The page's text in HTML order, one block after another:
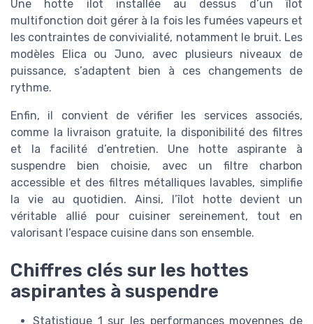
Une hotte ilot installée au dessus d’un îlot
multifonction doit gérer à la fois les fumées vapeurs et
les contraintes de convivialité, notamment le bruit. Les
modèles Elica ou Juno, avec plusieurs niveaux de
puissance, s’adaptent bien à ces changements de
rythme.
Enfin, il convient de vérifier les services associés,
comme la livraison gratuite, la disponibilité des filtres
et la facilité d’entretien. Une hotte aspirante à
suspendre bien choisie, avec un filtre charbon
accessible et des filtres métalliques lavables, simplifie
la vie au quotidien. Ainsi, l’îlot hotte devient un
véritable allié pour cuisiner sereinement, tout en
valorisant l’espace cuisine dans son ensemble.
Chiffres clés sur les hottes
aspirantes à suspendre
Statistique 1 sur les performances moyennes de